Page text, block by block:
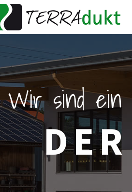
Wir sind ein